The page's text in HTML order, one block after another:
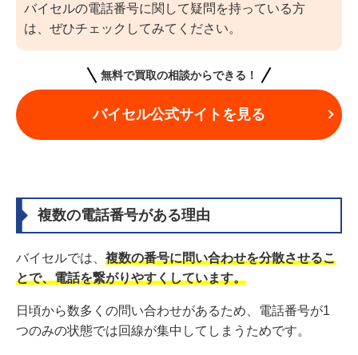
バイセルの電話番号に関して疑問を持っている方
は、ぜひチェックしてみてください。
無料で買取の相談からできる！
バイセル公式サイトを見る
複数の電話番号がある理由
バイセルでは、 複数の番号に問い合わせを分散させるこ
とで、電話を繋がりやすくしています。
日頃から数多くの問い合わせがあるため、電話番号が1
つのみの状態では回線が集中してしまうためです。